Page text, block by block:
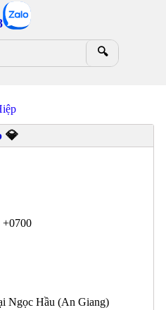
🔍
💎
+0700
Ngọc Hầu (An Giang)